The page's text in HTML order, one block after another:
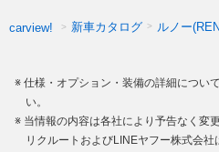
carview! 新車カタログ ルノー
仕様・オプション・装備の詳細につい
い。
当情報の内容は各社により予告なく変
リクルートおよびLINEヤフー株式会